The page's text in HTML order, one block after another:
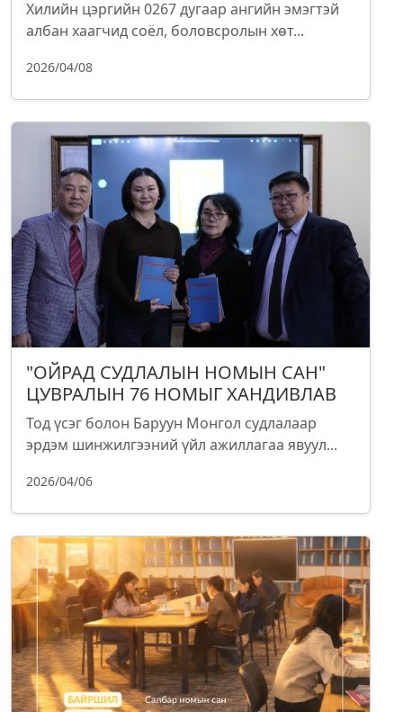
Хилийн цэргийн 0267 дугаар ангийн эмэгтэй
албан хаагчид соёл, боловсролын хөт...
2026/04/08
"ОЙРАД СУДЛАЛЫН НОМЫН САН"
ЦУВРАЛЫН 76 НОМЫГ ХАНДИВЛАВ
Тод үсэг болон Баруун Монгол судлалаар
эрдэм шинжилгээний үйл ажиллагаа явуул...
2026/04/06